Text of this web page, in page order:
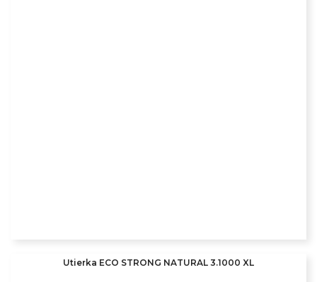
Utierka ECO STRONG NATURAL 3.1000 XL